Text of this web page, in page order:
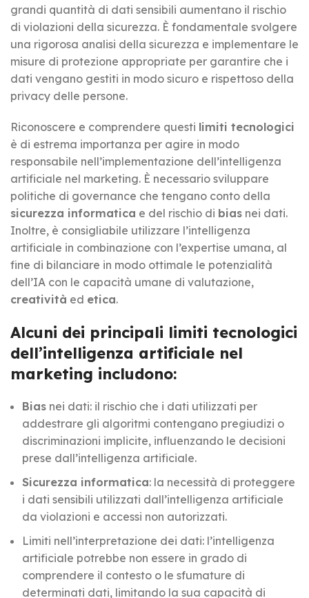
grandi quantità di dati sensibili aumentano il rischio
di violazioni della sicurezza. È fondamentale svolgere
una rigorosa analisi della sicurezza e implementare le
misure di protezione appropriate per garantire che i
dati vengano gestiti in modo sicuro e rispettoso della
privacy delle persone.
Riconoscere e comprendere questi limiti tecnologici
è di estrema importanza per agire in modo
responsabile nell’implementazione dell’intelligenza
artificiale nel marketing. È necessario sviluppare
politiche di governance che tengano conto della
sicurezza informatica e del rischio di bias nei dati.
Inoltre, è consigliabile utilizzare l’intelligenza
artificiale in combinazione con l’expertise umana, al
fine di bilanciare in modo ottimale le potenzialità
dell’IA con le capacità umane di valutazione,
creatività ed etica.
Alcuni dei principali limiti tecnologici
dell’intelligenza artificiale nel
marketing includono:
Bias nei dati: il rischio che i dati utilizzati per
addestrare gli algoritmi contengano pregiudizi o
discriminazioni implicite, influenzando le decisioni
prese dall’intelligenza artificiale.
Sicurezza informatica: la necessità di proteggere
i dati sensibili utilizzati dall’intelligenza artificiale
da violazioni e accessi non autorizzati.
Limiti nell’interpretazione dei dati: l’intelligenza
artificiale potrebbe non essere in grado di
comprendere il contesto o le sfumature di
determinati dati, limitando la sua capacità di